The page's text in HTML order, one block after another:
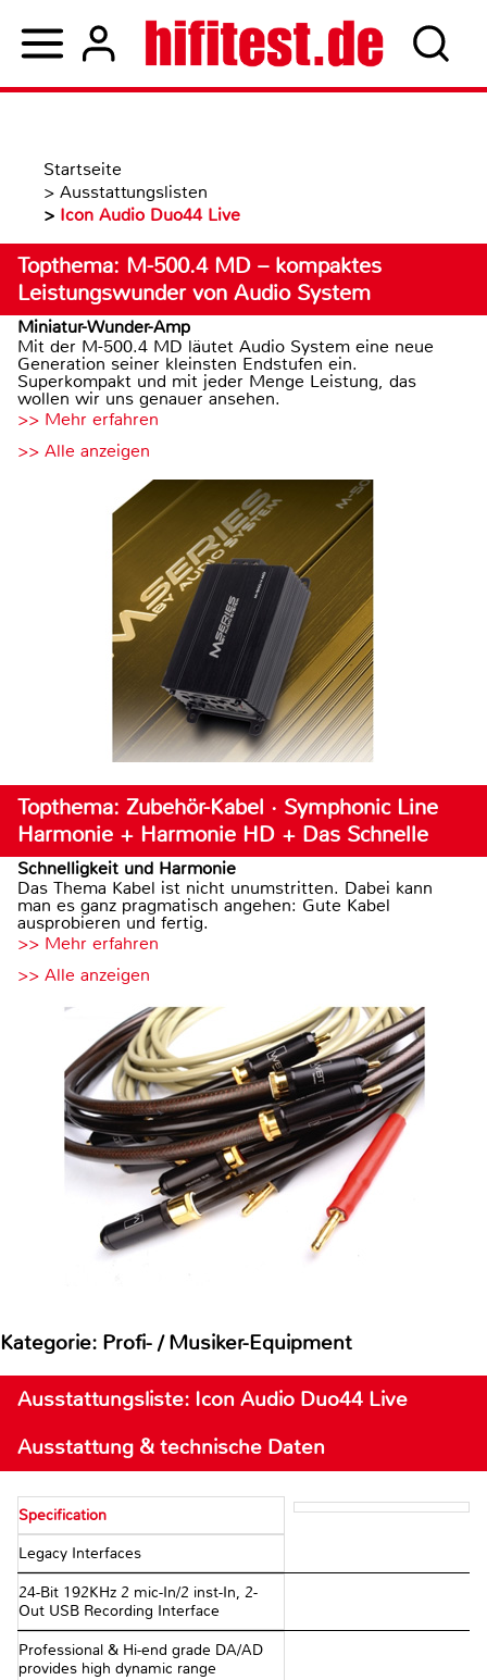
Startseite
> Ausstattungslisten
> Icon Audio Duo44 Live
Topthema: M-500.4 MD – kompaktes
Leistungswunder von Audio System
Miniatur-Wunder-Amp
Mit der M-500.4 MD läutet Audio System eine neue
Generation seiner kleinsten Endstufen ein.
Superkompakt und mit jeder Menge Leistung, das
wollen wir uns genauer ansehen.
>> Mehr erfahren
>> Alle anzeigen
Topthema: Zubehör-Kabel · Symphonic Line
Harmonie + Harmonie HD + Das Schnelle
Schnelligkeit und Harmonie
Das Thema Kabel ist nicht unumstritten. Dabei kann
man es ganz pragmatisch angehen: Gute Kabel
ausprobieren und fertig.
>> Mehr erfahren
>> Alle anzeigen
Kategorie: Profi- / Musiker-Equipment
Ausstattungsliste: Icon Audio Duo44 Live
Ausstattung & technische Daten
Specification
Legacy Interfaces
24-Bit 192KHz 2 mic-In/2 inst-In, 2-
Out USB Recording Interface
Professional & Hi-end grade DA/AD
provides high dynamic range